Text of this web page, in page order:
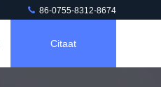
86-0755-8312-8674
Citaat